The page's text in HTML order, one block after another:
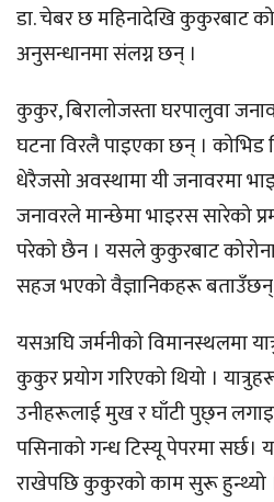
डा. चेबर छ महिनादेखि कुकुरबाट
अनुसन्धानमा संलग्न छन् ।
कुकुर, बिरालोजस्ता घरपालुवा
घटना विरलै पाइएका छन् । कोभिड
धेरैजसो अवस्थामा यी जनावरमा
जनावरले मान्छेमा भाइरस सारेको
परेको छैन । यसले कुकुरबाट
सहज भएको वैज्ञानिकहरू बताउँछन्
यसअघि जर्मनीको विमानस्थलमा
कुकुर प्रयोग गरिएको थियो ।
उनीहरूलाई मुख र घाँटी पुछ्न
पसिनाको गन्ध टिस्यू पेपरमा सर्छ।
राखेपछि कुकुरको काम सुरू हुन्थ्यो